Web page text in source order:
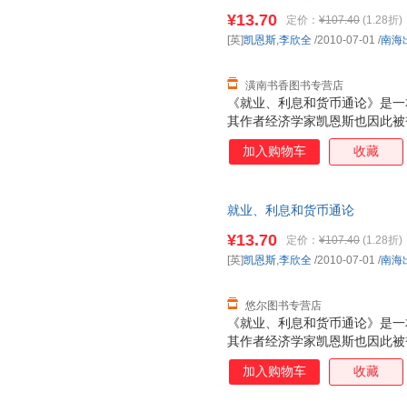
《就业、利息和货币通论》是
其作者经济学家凯恩斯也因此
奠定了宏观经济学的基础， 并
论》并称为影响人类历史进程
业、利息和货币通论》”作为“
¥13.70 定价： ¥107.40 (1.28折)
潢南书香图书专营店
[英]凯恩斯,李欣全 /2010-07-01 /南海
加入购物车 收藏
就业、利息和货币通论
《就业、利息和货币通论》是
其作者经济学家凯恩斯也因此
奠定了宏观经济学的基础， 并
论》并称为影响人类历史进程
¥13.70 定价： ¥107.40 (1.28折)
悠尔图书专营店
[英]凯恩斯,李欣全 /2010-07-01 /南海
加入购物车 收藏